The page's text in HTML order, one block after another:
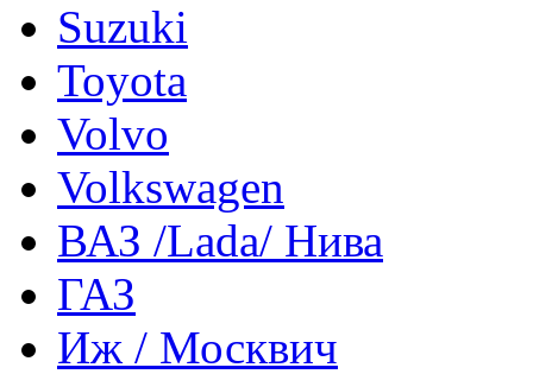
Suzuki
Toyota
Volvo
Volkswagen
ВАЗ /Lada/ Нива
ГАЗ
Иж / Москвич